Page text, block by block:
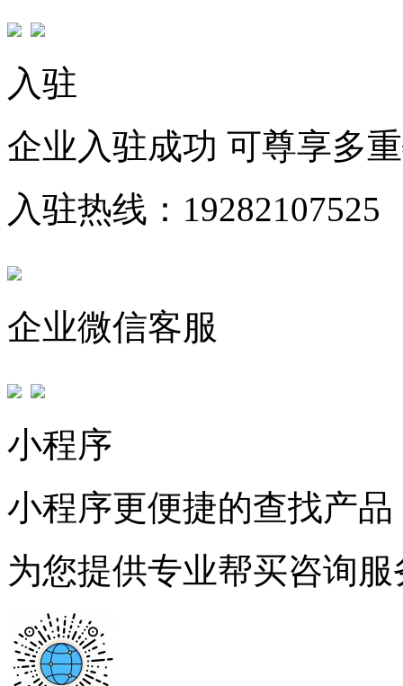
入驻
企业入驻成功 可尊享多
入驻热线：19282107525
企业微信客服
小程序
小程序更便捷的查找产品
为您提供专业帮买咨询服